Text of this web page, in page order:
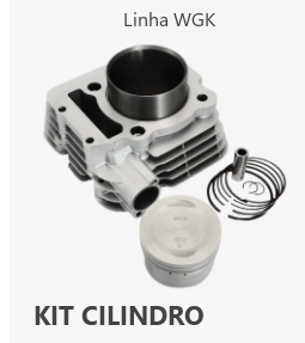
Linha WGK
KIT CILINDRO